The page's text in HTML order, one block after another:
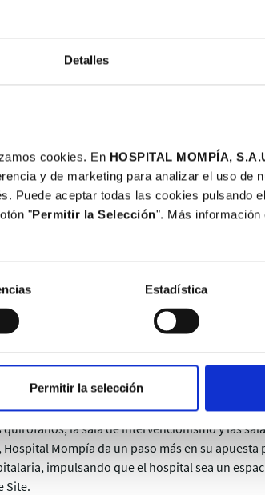
Detalles
cookies. En HOSPITAL MOMPÍA, S.A.
y de marketing para analizar el uso de
Puede aceptar todas las cookies pulsando
"Permitir la Selección". Más información
Estadística
Permitir la selección
con luz ultravioleta C
al ADN/ARN del patógeno
infecciones
piloto de investigación en desinfección por
líder en óptica biomédica. Las zonas
la sala de intervencionismo y las
Mompía da un paso más en su apuesta
impulsando que el hospital sea un
Site.